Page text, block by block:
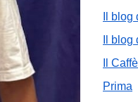
Il
Il
Il
Prima